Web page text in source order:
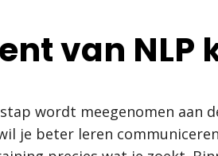
van NLP
wordt meegenomen aan
je beter leren